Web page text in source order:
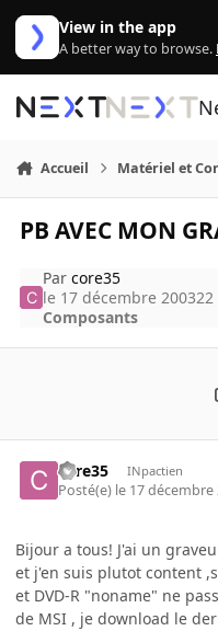
Aller au contenu
View in the app
A better way to browse.
Accueil Matériel et
PB AVEC MON
Parcore35
le 17 décembre 200322
Composants
core35 INpactien
Posté(e) le 17 décembre
Bijour a tous! J'ai un
et j'en suis plutot content
et DVD-R "noname" ne
de MSI , je download le